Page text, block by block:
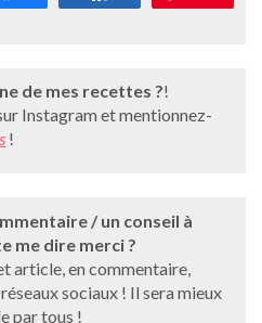
de mes recettes ?!
Instagram et mentionnez-
!
/ un conseil à
me dire merci ?
article, en commentaire,
sociaux ! Il sera mieux
par tous !